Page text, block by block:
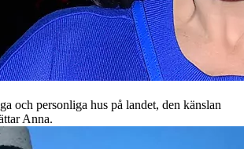
och personliga hus på landet, den känslan
Anna.